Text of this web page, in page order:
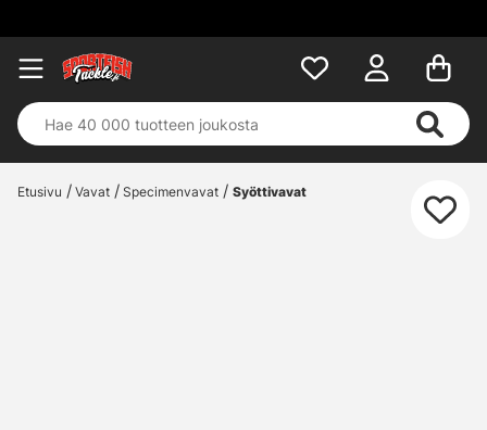
Etusivu Vavat Specimenvavat Syöttivavat